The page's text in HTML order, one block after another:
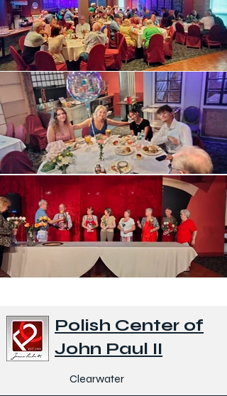
Polish Center of
John Paul II
Clearwater